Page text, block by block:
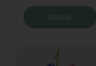
Bestel